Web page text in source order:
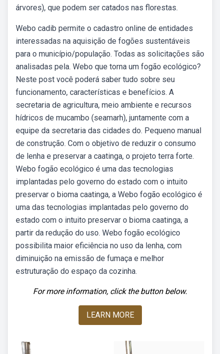
árvores), que podem ser catados nas florestas.
Webo cadib permite o cadastro online de entidades
interessadas na aquisição de fogões sustentáveis
para o município/população. Todas as solicitações são
analisadas pela. Webo que torna um fogão ecológico?
Neste post você poderá saber tudo sobre seu
funcionamento, características e benefícios. A
secretaria de agricultura, meio ambiente e recursos
hídricos de mucambo (seamarh), juntamente com a
equipe da secretaria das cidades do. Pequeno manual
de construção. Com o objetivo de reduzir o consumo
de lenha e preservar a caatinga, o projeto terra forte.
Webo fogão ecológico é uma das tecnologias
implantadas pelo governo do estado com o intuito
preservar o bioma caatinga, a Webo fogão ecológico é
uma das tecnologias implantadas pelo governo do
estado com o intuito preservar o bioma caatinga, a
partir da redução do uso. Webo fogão ecológico
possibilita maior eficiência no uso da lenha, com
diminuição na emissão de fumaça e melhor
estruturação do espaço da cozinha.
For more information, click the button below.
LEARN MORE